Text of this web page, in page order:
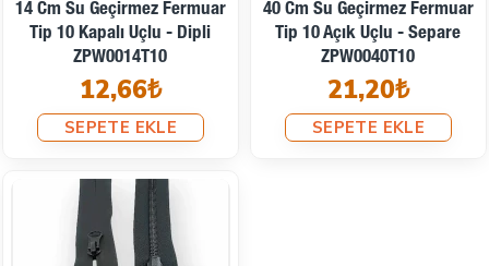
14 Cm Su Geçirmez Fermuar
Tip 10 Kapalı Uçlu - Dipli
ZPW0014T10
12,66₺
SEPETE EKLE
40 Cm Su Geçirmez Fermuar
Tip 10 Açık Uçlu - Separe
ZPW0040T10
21,20₺
SEPETE EKLE